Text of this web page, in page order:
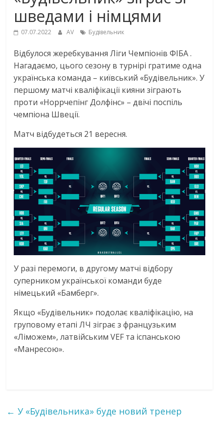
шведами і німцями
07.07.2022 AV Будівельник
Відбулося жеребкування Ліги Чемпіонів ФІБА .
Нагадаємо, цього сезону в турнірі гратиме одна
українська команда – київський «Будівельник». У
першому матчі кваліфікації кияни зіграють
проти «Норрчепінг Долфінс» – двічі поспіль
чемпіона Швеції.
Матч відбудеться 21 вересня.
У разі перемоги, в другому матчі відбору
суперником української команди буде
німецький «Бамберг».
Якщо «Будівельник» подолає кваліфікацію, на
груповому етапі ЛЧ зіграє з французьким
«Ліможем», латвійським VEF та іспанською
«Манресою».
← У «Будівельника» буде новий тренер